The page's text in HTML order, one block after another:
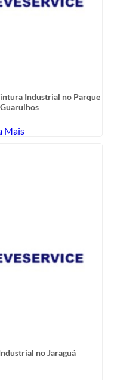
Industrial no Parque
Mais
no Jaraguá